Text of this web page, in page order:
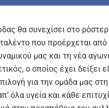
θα συνεχίσει στο
που προέρχεται
μας και τη νέα
ο οποίος έχει δείξει
για την ομάδα μας
όλα υγεία και κάθε